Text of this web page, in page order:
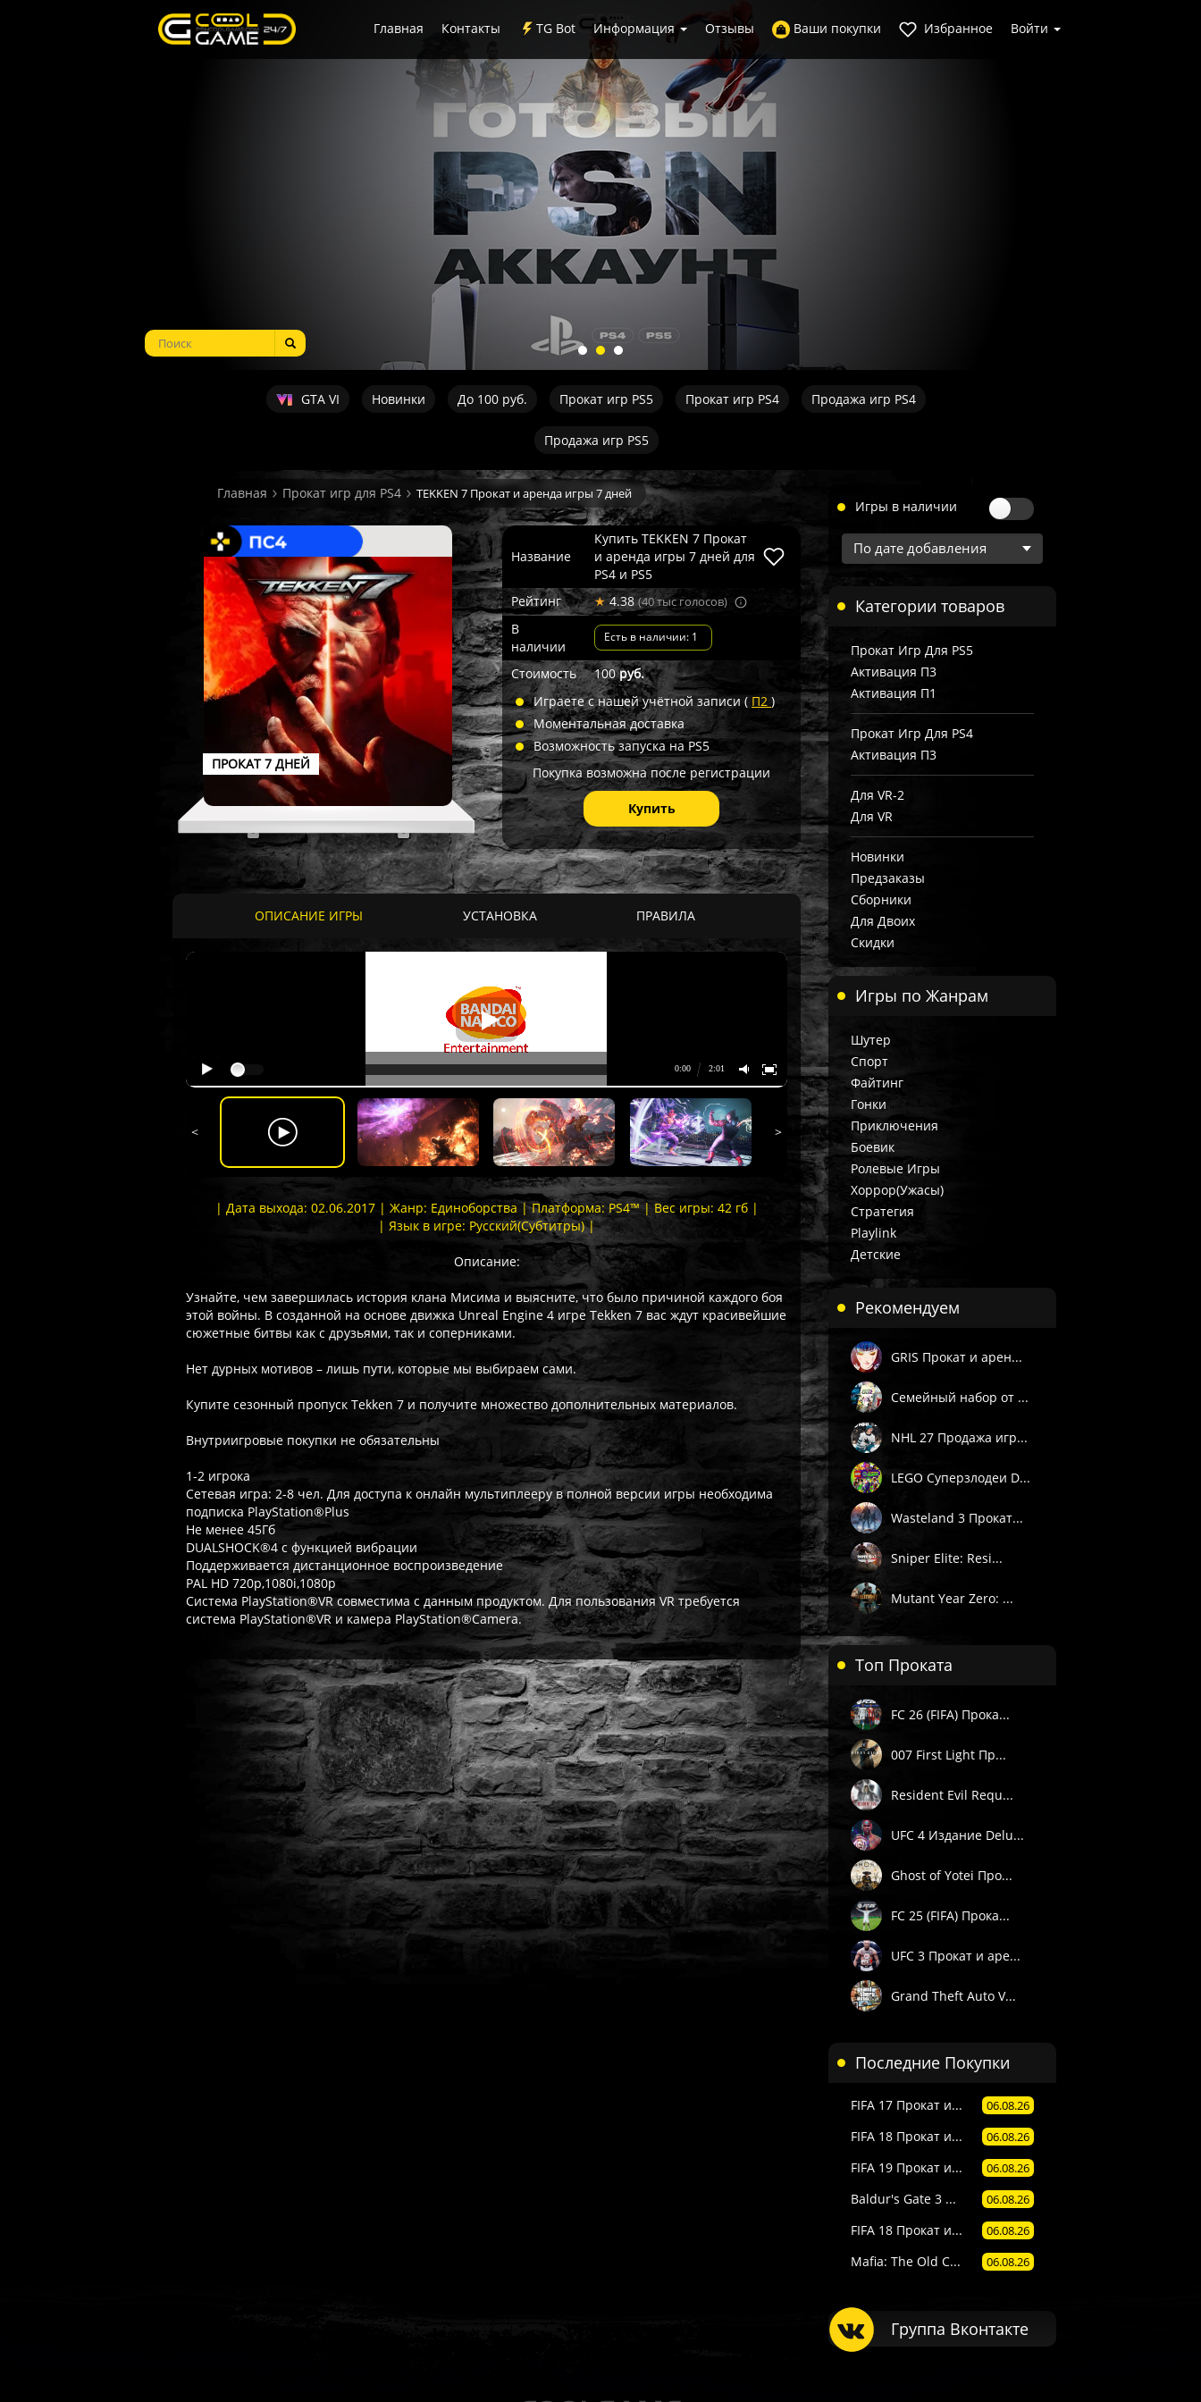
Главная Контакты TG Bot Информация Отзывы Ваши покупки Избранное Войти
GTA VI Новинки До 100 руб. Прокат игр PS5 Прокат игр PS4 Продажа игр PS4
Продажа игр PS5
Главная Прокат игр для PS4 TEKKEN 7 Прокат и аренда игры 7 дней
ПРОКАТ 7 ДНЕЙ
Название
Купить TEKKEN 7 Прокат
и аренда игры 7 дней для
PS4 и PS5
Рейтинг
★4.38(40 тыс голосов)
В
наличии
Есть в наличии: 1
Стоимость 100руб.
Играете с нашей учётной записи ( П2)
Моментальная доставка
Возможность запуска на PS5
Покупка возможна после регистрации
Купить
ОПИСАНИЕ ИГРЫ УСТАНОВКА ПРАВИЛА
< >
| Дата выхода: 02.06.2017 | Жанр: Единоборства | Платформа: PS4™ | Вес игры: 42 гб |
| Язык в игре: Русский(Субтитры) |
Описание:
Узнайте, чем завершилась история клана Мисима и выясните, что было причиной каждого боя
этой войны. В созданной на основе движка Unreal Engine 4 игре Tekken 7 вас ждут красивейшие
сюжетные битвы как с друзьями, так и соперниками.
Нет дурных мотивов – лишь пути, которые мы выбираем сами.
Купите сезонный пропуск Tekken 7 и получите множество дополнительных материалов.
Внутриигровые покупки не обязательны
1-2 игрока
Сетевая игра: 2-8 чел. Для доступа к онлайн мультиплееру в полной версии игры необходима
подписка PlayStation®Plus
Не менее 45Гб
DUALSHOCK®4 с функцией вибрации
Поддерживается дистанционное воспроизведение
PAL HD 720p,1080i,1080p
Система PlayStation®VR совместима с данным продуктом. Для пользования VR требуется
система PlayStation®VR и камера PlayStation®Camera.
Часто спрашивают
Когда я получу доступ к игре?Прокат выдаётся автоматически сразу после оплаты. Активации (П3, П1) — вручную в течение 3 часов в рабочее время
Работает ли русский язык?Если локализация игры для PlayStation существует — она будет в игре. Подробности смотрите в описании товара.
Что если игра не запускается?Свяжитесь с нашей поддержкой — поможем решить проблему. На все товары даётся гарантия.
Есть ли поддержка после покупки?Да, наша поддержка работает ежедневно с 08:00 до 22:00 МСК. Пишите через сайт, VK или Telegram.
Игры в наличии
Категории товаров
Прокат Игр Для PS5
Активация П3
Активация П1
Прокат Игр Для PS4
Активация П3
Для VR-2
Для VR
Новинки
Предзаказы
Сборники
Для Двоих
Скидки
Игры по Жанрам
Шутер
Спорт
Файтинг
Гонки
Приключения
Боевик
Ролевые Игры
Хоррор(Ужасы)
Стратегия
Playlink
Детские
Рекомендуем
GRIS Прокат и арен...
Семейный набор от ...
NHL 27 Продажа игр...
LEGO Суперзлодеи D...
Wasteland 3 Прокат...
Sniper Elite: Resi...
Mutant Year Zero: ...
Топ Проката
FC 26 (FIFA) Прока...
007 First Light Пр...
Resident Evil Requ...
UFC 4 Издание Delu...
Ghost of Yotei Про...
FC 25 (FIFA) Прока...
UFC 3 Прокат и аре...
Grand Theft Auto V...
Последние Покупки
FIFA 17 Прокат и... 06.08.26
FIFA 18 Прокат и... 06.08.26
FIFA 19 Прокат и... 06.08.26
Baldur's Gate 3 ... 06.08.26
FIFA 18 Прокат и... 06.08.26
Mafia: The Old C... 06.08.26
Группа Вконтакте